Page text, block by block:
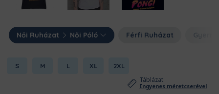
Női Ruházat Női Póló Férfi Ruházat
S M L XL 2XL
Táblázat
Ingyenes méretcserével